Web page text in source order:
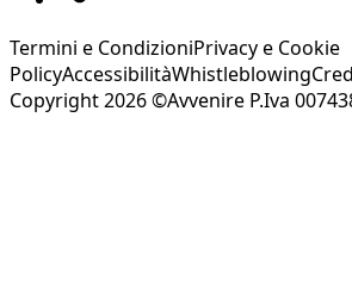
Termini e CondizioniPrivacy e Cookie
PolicyAccessibilitàWhistleblowing
Copyright 2026 ©Avvenire P.Iva